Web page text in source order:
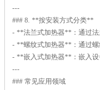
---
### 8. **按安装方式分类**
- **法兰式加热器**：通过法
- **螺纹式加热器**：通过螺
- **嵌入式加热器**：嵌入设
---
### 常见应用领域